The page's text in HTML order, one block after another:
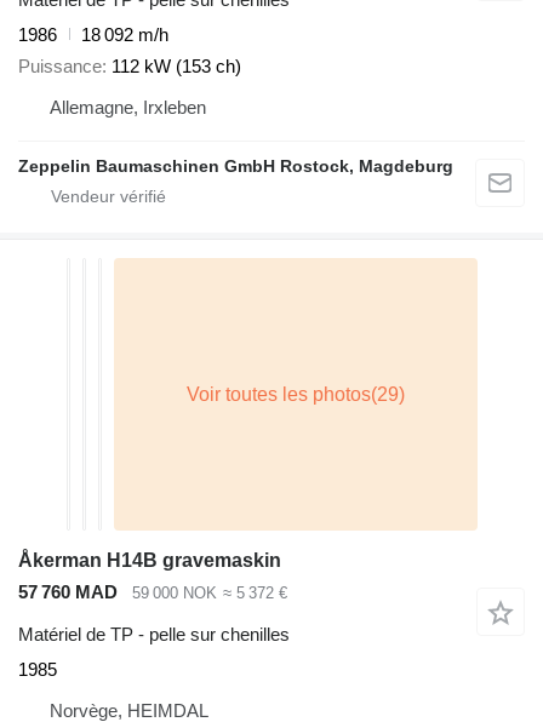
1986
18 092 m/h
Puissance 112 kW (153 ch)
Allemagne, Irxleben
Zeppelin Baumaschinen GmbH Rostock, Magdeburg
Åkerman H14B gravemaskin
57 760 MAD
59 000 NOK ≈ 5 372 €
Matériel de TP - pelle sur chenilles
1985
Norvège, HEIMDAL